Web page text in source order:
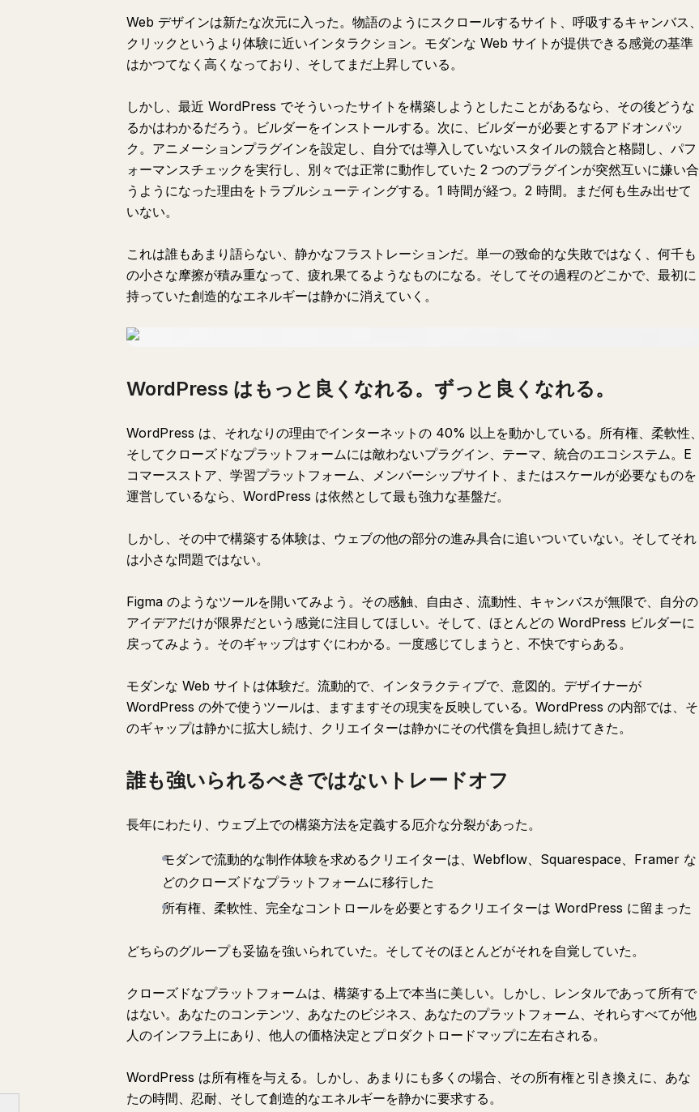
Web デザインは新たな次元に入った。物語のようにスクロールするサイト、呼吸するキャンバス、
クリックというより体験に近いインタラクション。モダンな Web サイトが提供できる感覚の基準
はかつてなく高くなっており、そしてまだ上昇している。
しかし、最近 WordPress でそういったサイトを構築しようとしたことがあるなら、その後どうな
るかはわかるだろう。ビルダーをインストールする。次に、ビルダーが必要とするアドオンパッ
ク。アニメーションプラグインを設定し、自分では導入していないスタイルの競合と格闘し、パフ
ォーマンスチェックを実行し、別々では正常に動作していた 2 つのプラグインが突然互いに嫌い合
うようになった理由をトラブルシューティングする。1 時間が経つ。2 時間。まだ何も生み出せて
いない。
これは誰もあまり語らない、静かなフラストレーションだ。単一の致命的な失敗ではなく、何千も
の小さな摩擦が積み重なって、疲れ果てるようなものになる。そしてその過程のどこかで、最初に
持っていた創造的なエネルギーは静かに消えていく。
WordPress はもっと良くなれる。ずっと良くなれる。
WordPress は、それなりの理由でインターネットの 40% 以上を動かしている。所有権、柔軟性、
そしてクローズドなプラットフォームには敵わないプラグイン、テーマ、統合のエコシステム。E
コマースストア、学習プラットフォーム、メンバーシップサイト、またはスケールが必要なものを
運営しているなら、WordPress は依然として最も強力な基盤だ。
しかし、その中で構築する体験は、ウェブの他の部分の進み具合に追いついていない。そしてそれ
は小さな問題ではない。
Figma のようなツールを開いてみよう。その感触、自由さ、流動性、キャンバスが無限で、自分の
アイデアだけが限界だという感覚に注目してほしい。そして、ほとんどの WordPress ビルダーに
戻ってみよう。そのギャップはすぐにわかる。一度感じてしまうと、不快ですらある。
モダンな Web サイトは体験だ。流動的で、インタラクティブで、意図的。デザイナーが
WordPress の外で使うツールは、ますますその現実を反映している。WordPress の内部では、そ
のギャップは静かに拡大し続け、クリエイターは静かにその代償を負担し続けてきた。
誰も強いられるべきではないトレードオフ
長年にわたり、ウェブ上での構築方法を定義する厄介な分裂があった。
モダンで流動的な制作体験を求めるクリエイターは、Webflow、Squarespace、Framer な
どのクローズドなプラットフォームに移行した
所有権、柔軟性、完全なコントロールを必要とするクリエイターは WordPress に留まった
どちらのグループも妥協を強いられていた。そしてそのほとんどがそれを自覚していた。
クローズドなプラットフォームは、構築する上で本当に美しい。しかし、レンタルであって所有で
はない。あなたのコンテンツ、あなたのビジネス、あなたのプラットフォーム、それらすべてが他
人のインフラ上にあり、他人の価格決定とプロダクトロードマップに左右される。
WordPress は所有権を与える。しかし、あまりにも多くの場合、その所有権と引き換えに、あな
たの時間、忍耐、そして創造的なエネルギーを静かに要求する。